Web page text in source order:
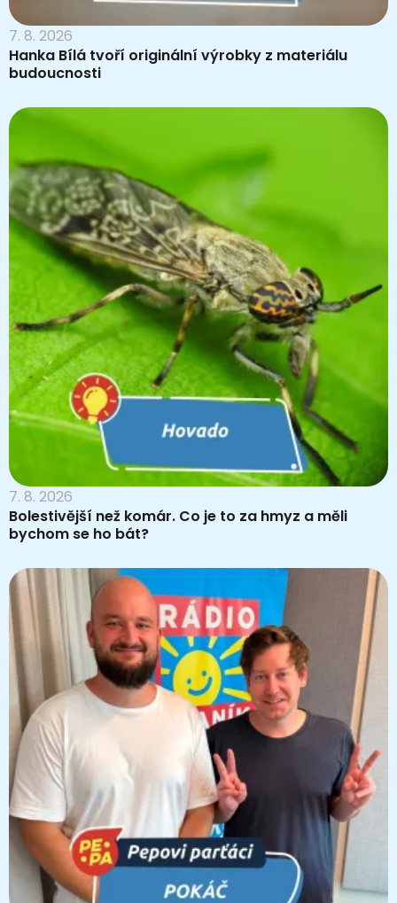
7. 8. 2026
Hanka Bílá tvoří originální výrobky z materiálu
budoucnosti
7. 8. 2026
Bolestivější než komár. Co je to za hmyz a měli
bychom se ho bát?